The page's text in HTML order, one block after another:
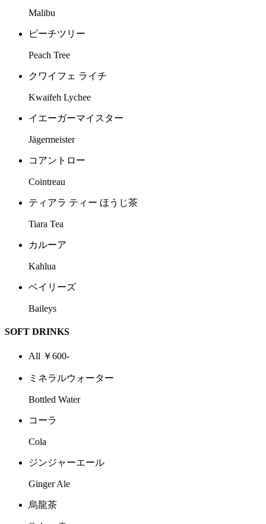
Malibu
ピーチツリー
Peach Tree
クワイフェ ライチ
Kwaifeh Lychee
イエーガーマイスター
Jägermeister
コアントロー
Cointreau
ティアラ ティー ほうじ茶
Tiara Tea
カルーア
Kahlua
ベイリーズ
Baileys
SOFT DRINKS
All ￥600-
ミネラルウォーター
Bottled Water
コーラ
Cola
ジンジャーエール
Ginger Ale
烏龍茶